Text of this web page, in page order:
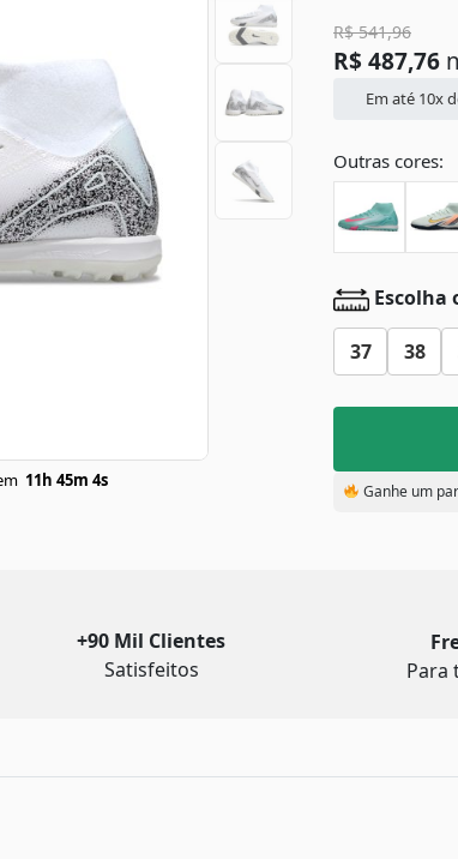
11h 45m 4s
R$541,96
R$ 487,76
Em até 10x
Outras cores:
Escolha
37 38
Ganhe um
+90 Mil Clientes
Satisfeitos
Para